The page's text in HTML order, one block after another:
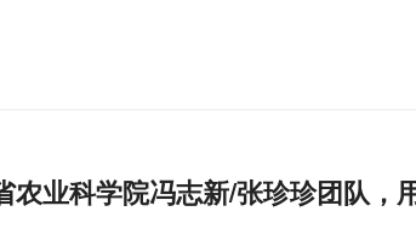
业科学院冯志新/张珍珍团队，